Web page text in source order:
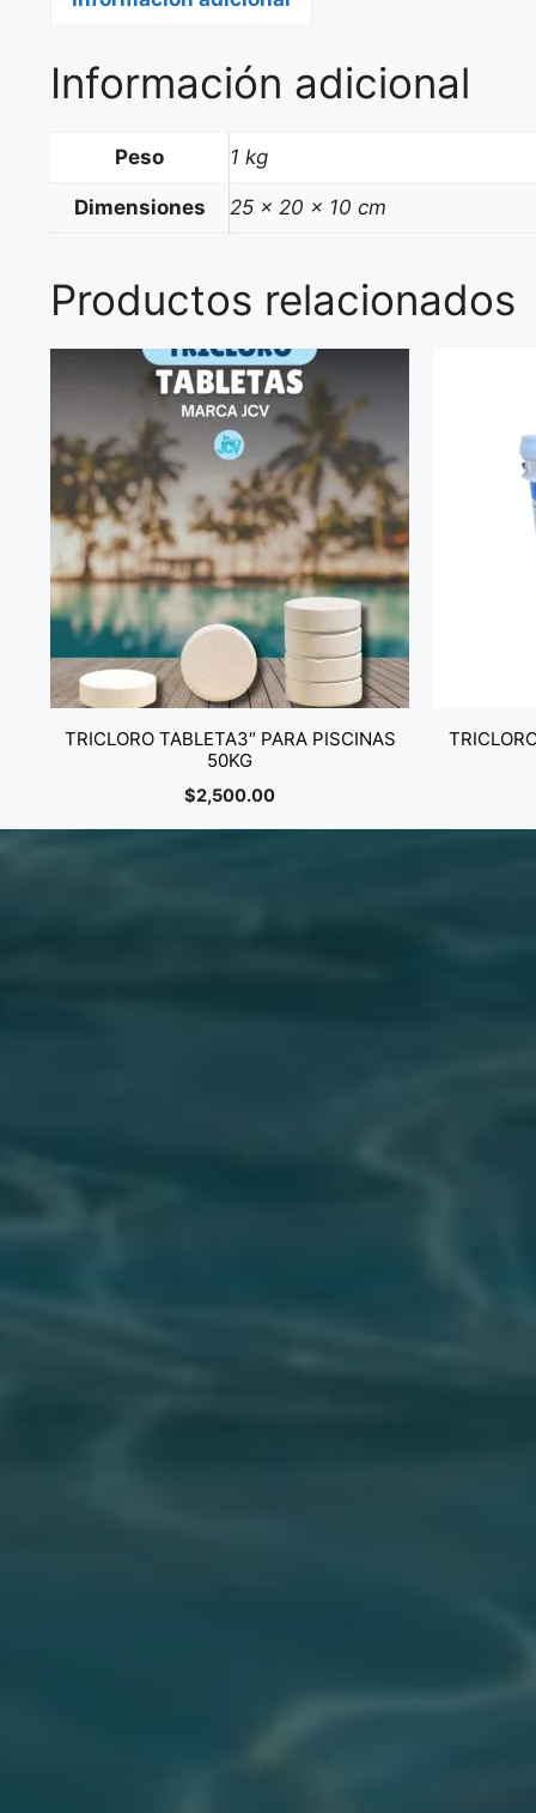
Información adicional
Peso 1 kg
Dimensiones 25 × 20 × 10 cm
Productos relacionados
TRICLORO TABLETA3″ PARA PISCINAS
50KG
$2,500.00